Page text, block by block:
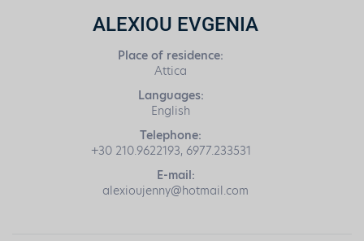
ALEXIOU EVGENIA
Place of residence:
Attica
Languages:
English
Telephone:
+30 210.9622193, 6977.233531
E-mail:
alexioujenny@hotmail.com